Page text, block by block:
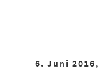
6. Juni